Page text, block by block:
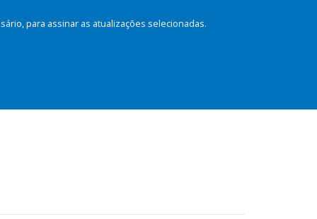
para assinar as atualizações selecionadas.